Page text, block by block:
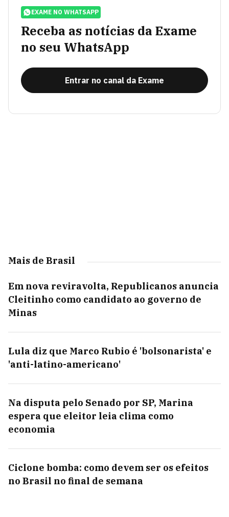
EXAME NO WHATSAPP
Receba as notícias da Exame
no seu WhatsApp
Entrar no canal da Exame
Mais de Brasil
Em nova reviravolta, Republicanos anuncia
Cleitinho como candidato ao governo de
Minas
Lula diz que Marco Rubio é 'bolsonarista' e
'anti-latino-americano'
Na disputa pelo Senado por SP, Marina
espera que eleitor leia clima como
economia
Ciclone bomba: como devem ser os efeitos
no Brasil no final de semana